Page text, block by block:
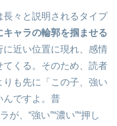
々と説明されるタイプ
キャラの輪郭を掴ませる
近い位置に現れ、感情
てくる。そのため、読者
も先に「この子、強い
んですよ。普
、“強い”“濃い”“押し